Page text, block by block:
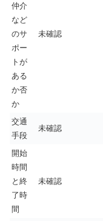
仲介
など
のサ
ポー
トが
ある
か否
か
未確認
交通
手段
未確認
開始
時間
と終
了時
間
未確認